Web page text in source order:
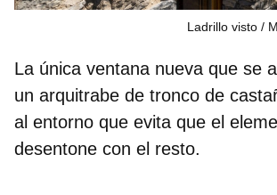
Ladrillo visto
La única ventana nueva que se
un arquitrabe de tronco de
al entorno que evita que el
desentone con el resto.